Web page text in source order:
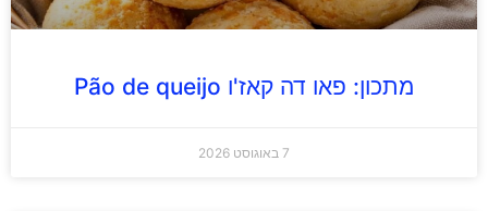
מתכון: פאו דה קאז'ו Pão de queijo
7 באוגוסט 2026